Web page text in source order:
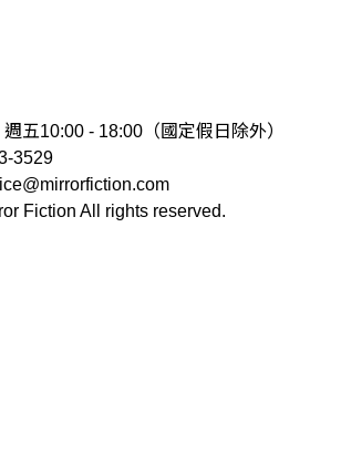
五10:00 - 18:00（國定假日除外）
3529
Fiction All rights reserved.